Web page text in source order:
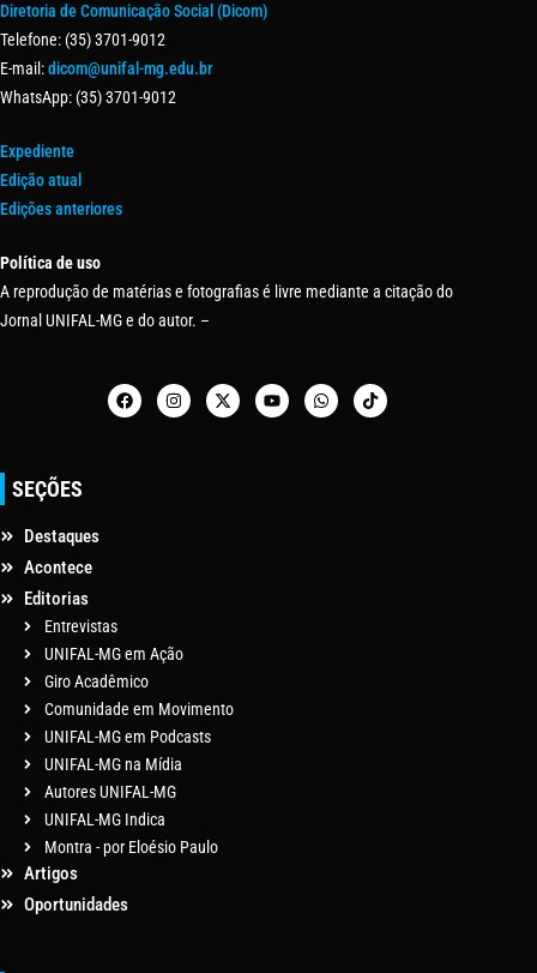
Diretoria de Comunicação Social (Dicom)
Telefone: (35) 3701-9012
E-mail:dicom@unifal-mg.edu.br
WhatsApp: (35) 3701-9012
Expediente
Edição atual
Edições anteriores
Política de uso
A reprodução de matérias e fotografias é livre mediante a citação do
Jornal UNIFAL-MG e do autor. –
SEÇÕES
Destaques
Acontece
Editorias
Entrevistas
UNIFAL-MG em Ação
Giro Acadêmico
Comunidade em Movimento
UNIFAL-MG em Podcasts
UNIFAL-MG na Mídia
Autores UNIFAL-MG
UNIFAL-MG Indica
Montra - por Eloésio Paulo
Artigos
Oportunidades